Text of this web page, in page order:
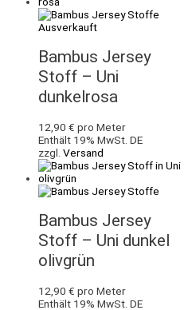
Ausverkauft
Bambus Jersey
Stoff – Uni
dunkelrosa
12,90 € pro Meter
Enthält 19% MwSt. DE
zzgl. Versand
Bambus Jersey
Stoff – Uni dunkel
olivgrün
12,90 € pro Meter
Enthält 19% MwSt. DE